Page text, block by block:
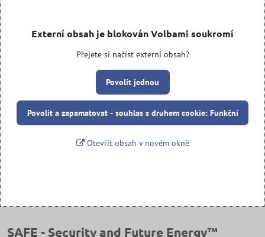
Externí obsah je blokován Volbami soukromí
Přejete si načíst externí obsah?
Povolit jednou
Povolit a zapamatovat - souhlas s druhem cookie: Funkční
Otevřít obsah v novém okně
SAFE - Security and Future Energy™